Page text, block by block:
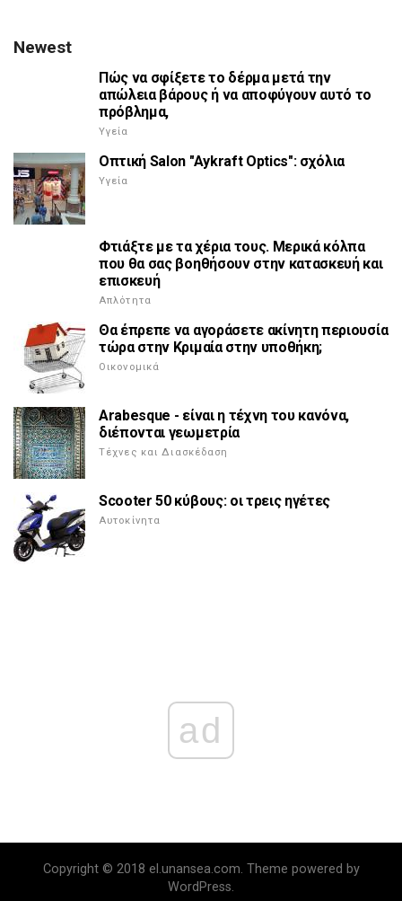
Newest
Πώς να σφίξετε το δέρμα μετά την
απώλεια βάρους ή να αποφύγουν αυτό το
πρόβλημα,
Υγεία
Οπτική Salon "Aykraft Optics": σχόλια
Υγεία
Φτιάξτε με τα χέρια τους. Μερικά κόλπα
που θα σας βοηθήσουν στην κατασκευή και
επισκευή
Απλότητα
Θα έπρεπε να αγοράσετε ακίνητη περιουσία
τώρα στην Κριμαία στην υποθήκη;
Οικονομικά
Arabesque - είναι η τέχνη του κανόνα,
διέπονται γεωμετρία
Τέχνες και Διασκέδαση
Scooter 50 κύβους: οι τρεις ηγέτες
Αυτοκίνητα
ad
Copyright © 2018 el.unansea.com. Theme powered by
WordPress.